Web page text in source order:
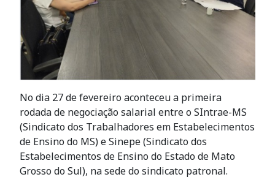
No dia 27 de fevereiro aconteceu a primeira
rodada de negociação salarial entre o SIntrae-MS
(Sindicato dos Trabalhadores em Estabelecimentos
de Ensino do MS) e Sinepe (Sindicato dos
Estabelecimentos de Ensino do Estado de Mato
Grosso do Sul), na sede do sindicato patronal.